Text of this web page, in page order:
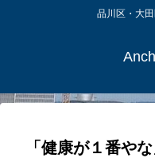
品川区・大
「健康が１番やな